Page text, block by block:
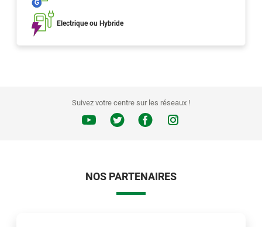
Electrique ou Hybride
Suivez votre centre sur les réseaux !
NOS PARTENAIRES